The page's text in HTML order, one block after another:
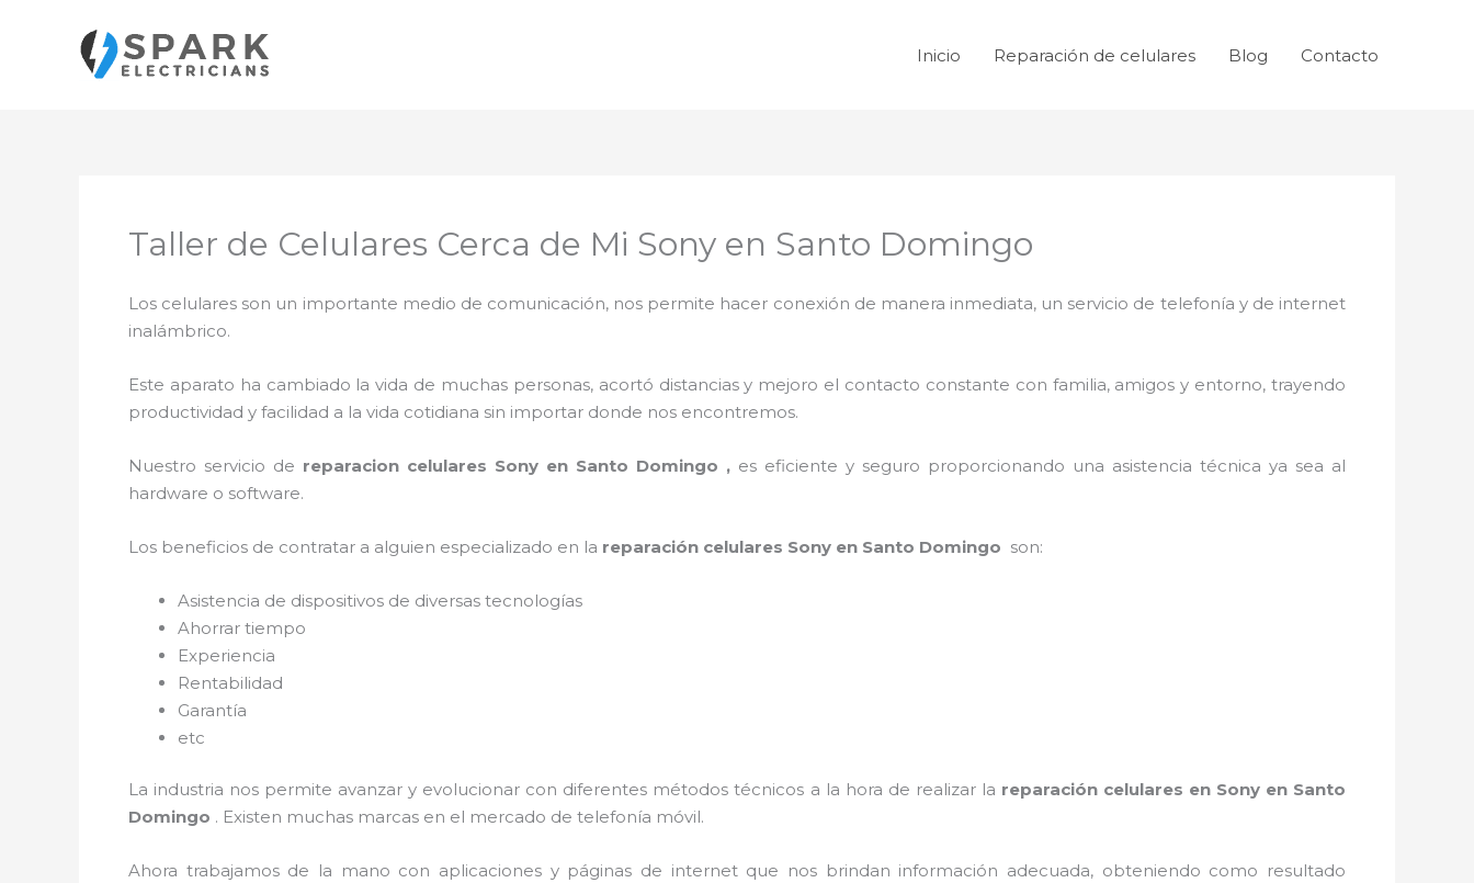
contenido
Inicio Reparación de celulares Blog Contacto
Taller de Celulares Cerca de Mi Sony en Santo Domingo
Los celulares son un importante medio de comunicación, nos permite hacer conexión de manera inmediata, un servicio de telefonía y de internet
inalámbrico.
Este aparato ha cambiado la vida de muchas personas, acortó distancias y mejoro el contacto constante con familia, amigos y entorno, trayendo
productividad y facilidad a la vida cotidiana sin importar donde nos encontremos.
Nuestro servicio de reparacion celulares Sony en Santo Domingo , es eficiente y seguro proporcionando una asistencia técnica ya sea al
hardware o software.
Los beneficios de contratar a alguien especializado en la reparación celulares Sony en Santo Domingo son:
Asistencia de dispositivos de diversas tecnologías
Ahorrar tiempo
Experiencia
Rentabilidad
Garantía
etc
La industria nos permite avanzar y evolucionar con diferentes métodos técnicos a la hora de realizar la reparación celulares en Sony en Santo
Domingo . Existen muchas marcas en el mercado de telefonía móvil.
Ahora trabajamos de la mano con aplicaciones y páginas de internet que nos brindan información adecuada, obteniendo como resultado